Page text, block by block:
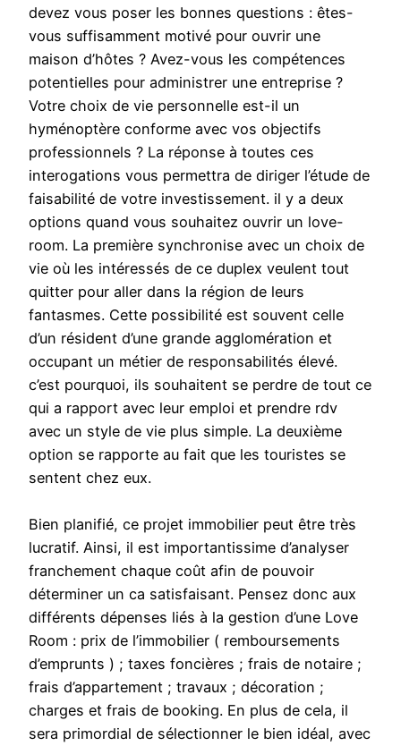
devez vous poser les bonnes questions : êtes-
vous suffisamment motivé pour ouvrir une
maison d’hôtes ? Avez-vous les compétences
potentielles pour administrer une entreprise ?
Votre choix de vie personnelle est-il un
hyménoptère conforme avec vos objectifs
professionnels ? La réponse à toutes ces
interogations vous permettra de diriger l’étude de
faisabilité de votre investissement. il y a deux
options quand vous souhaitez ouvrir un love-
room. La première synchronise avec un choix de
vie où les intéressés de ce duplex veulent tout
quitter pour aller dans la région de leurs
fantasmes. Cette possibilité est souvent celle
d’un résident d’une grande agglomération et
occupant un métier de responsabilités élevé.
c’est pourquoi, ils souhaitent se perdre de tout ce
qui a rapport avec leur emploi et prendre rdv
avec un style de vie plus simple. La deuxième
option se rapporte au fait que les touristes se
sentent chez eux.
Bien planifié, ce projet immobilier peut être très
lucratif. Ainsi, il est importantissime d’analyser
franchement chaque coût afin de pouvoir
déterminer un ca satisfaisant. Pensez donc aux
différents dépenses liés à la gestion d’une Love
Room : prix de l’immobilier ( remboursements
d’emprunts ) ; taxes foncières ; frais de notaire ;
frais d’appartement ; travaux ; décoration ;
charges et frais de booking. En plus de cela, il
sera primordial de sélectionner le bien idéal, avec